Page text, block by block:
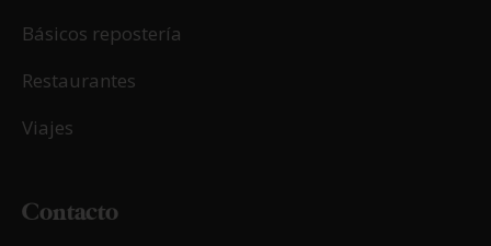
Básicos repostería
Restaurantes
Viajes
Contacto